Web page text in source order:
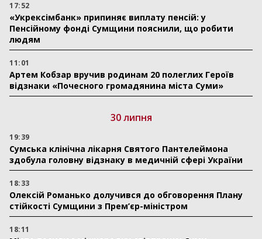
17:52
«Укрексімбанк» припиняє виплату пенсій: у
Пенсійному фонді Сумщини пояснили, що робити
людям
11:01
Артем Кобзар вручив родинам 20 полеглих Героїв
відзнаки «Почесного громадянина міста Суми»
30 липня
19:39
Сумська клінічна лікарня Святого Пантелеймона
здобула головну відзнаку в медичній сфері України
18:33
Олексій Романько долучився до обговорення Плану
стійкості Сумщини з Прем’єр-міністром
18:11